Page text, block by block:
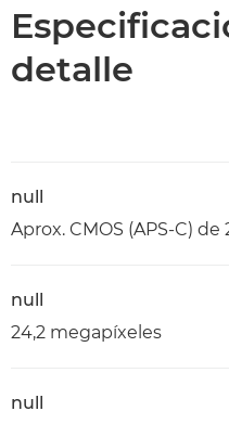
detalle
null
Aprox. CMOS (APS-C) de
null
24,2 megapíxeles
null